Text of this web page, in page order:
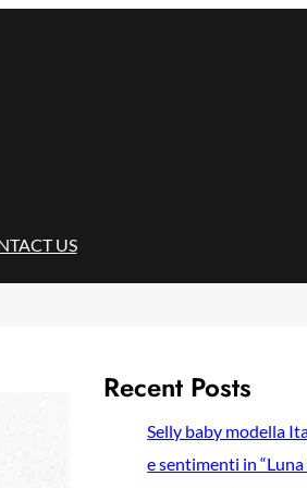
US
Recent Posts
Selly baby modella
e sentimenti in “Luna